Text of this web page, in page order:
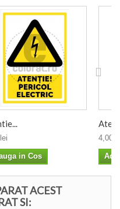
in Cos
4,00
ACEST
SI: